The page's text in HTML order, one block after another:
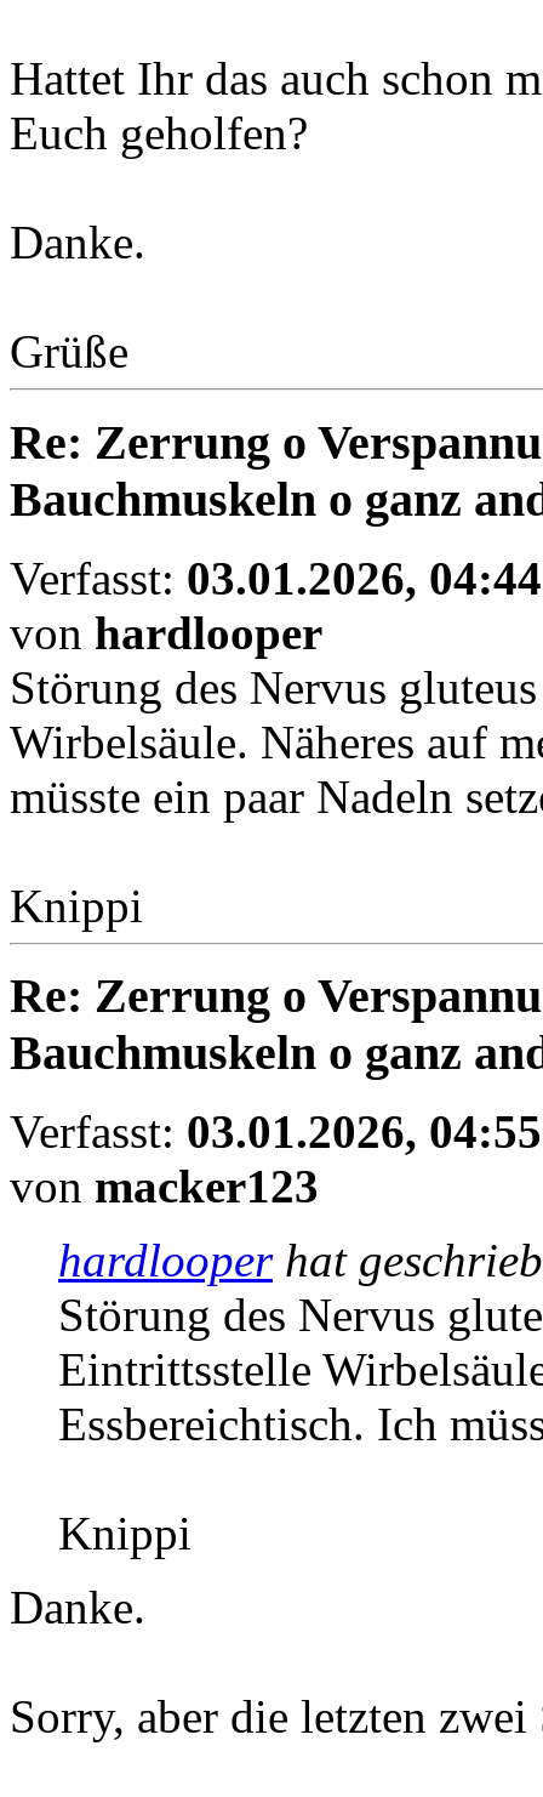
Hattet Ihr das auch schon
Euch geholfen?
Danke.
Grüße
Re: Zerrung o
Bauchmuskeln o ganz
Verfasst: 03.01.2026, 04:44
von hardlooper
Störung des Nervus
Wirbelsäule. Näheres auf
müsste ein paar Nadeln
Knippi
Re: Zerrung o
Bauchmuskeln o ganz
Verfasst: 03.01.2026, 04:55
von macker123
hardlooperhat
Störung des Nervus
Eintrittsstelle
Essbereichtisch. Ich
Knippi
Danke.
Sorry, aber die letzten